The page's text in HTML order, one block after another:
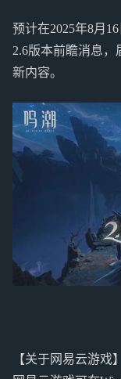
预计在2025年8月
2.6版本前瞻消息
新内容。
【关于网易云游戏】